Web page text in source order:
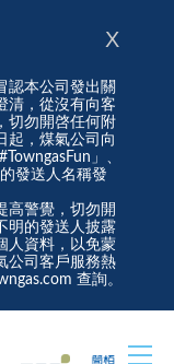
認本公司發出關
清，從沒有向客
切勿開啓任何附
起，煤氣公司向
」、
的發送人名稱發
高警覺，切勿開
明的發送人披露
人資料，以免蒙
公司客戶服務熱
查詢。
X